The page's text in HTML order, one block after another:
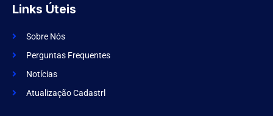
f
a
e
o
k
g
r
m
Links Úteis
Sobre Nós
Perguntas Frequentes
Notícias
Atualização Cadastrl